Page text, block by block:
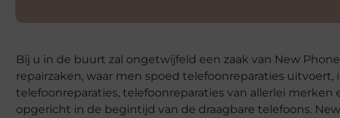
Bij u in de buurt zal ongetwijfeld een zaak van New
repairzaken, waar men spoed telefoonreparaties
telefoonreparaties, telefoonreparaties van allerlei
opgericht in de begintijd van de draagbare telefoons.